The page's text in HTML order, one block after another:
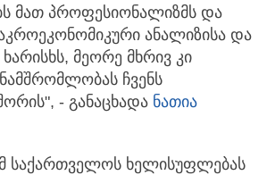
მათ პროფესიონალიზმს და
ანალიზისა და
მეორე მხრივ კი
ჩვენს
- განაცხადა ნათია
საქართველოს ხელისუფლებას